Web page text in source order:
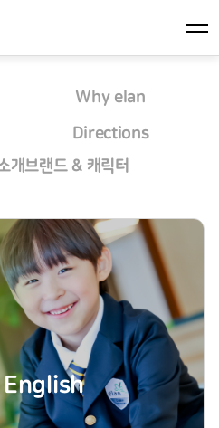
Why elan
엘란 소개
Directions
센터 위치
개브랜드 & 캐릭터